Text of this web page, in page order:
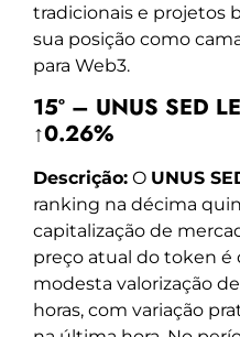
tradicionais e projetos
sua posição como
para Web3.
15º – UNUS SED
↑0.26%
Descrição: O UNUS
ranking na décima
capitalização de
preço atual do token é
modesta valorização de
horas, com variação